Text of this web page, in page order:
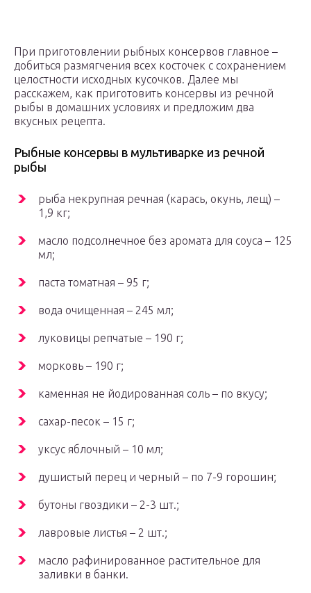
При приготовлении рыбных консервов главное –
добиться размягчения всех косточек с сохранением
целостности исходных кусочков. Далее мы
расскажем, как приготовить консервы из речной
рыбы в домашних условиях и предложим два
вкусных рецепта.
Рыбные консервы в мультиварке из речной
рыбы
рыба некрупная речная (карась, окунь, лещ) –
1,9 кг;
масло подсолнечное без аромата для соуса – 125
мл;
паста томатная – 95 г;
вода очищенная – 245 мл;
луковицы репчатые – 190 г;
морковь – 190 г;
каменная не йодированная соль – по вкусу;
сахар-песок – 15 г;
уксус яблочный – 10 мл;
душистый перец и черный – по 7-9 горошин;
бутоны гвоздики – 2-3 шт.;
лавровые листья – 2 шт.;
масло рафинированное растительное для
заливки в банки.